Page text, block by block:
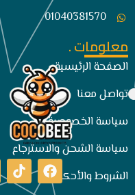
01040381570
معلومات .
الصفحة الرئيسية
تواصل معنا
سياسة الخصوصية
سياسة الشحن والاسترجاع
الشروط والأحكام